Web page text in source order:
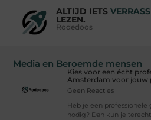
ALTIJD IETS
LEZEN.
Rodedoos
Media en Beroemde mensen
Kies voor een écht
Amsterdam voor jouw
Geen Reacties
Heb je een
nodig? Dan kun je